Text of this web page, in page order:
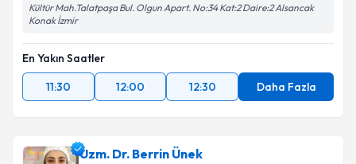
Kültür Mah.Talatpaşa Bul. Olgun Apart. No:34 Kat:2 Daire:2 Alsancak
Konak İzmir
En Yakın Saatler
11:30
12:00 12:30 Daha Fazla
Uzm. Dr. Berrin Ünek